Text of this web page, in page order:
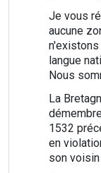
Je vous
aucune
langue
Nous
La
1532
en
son